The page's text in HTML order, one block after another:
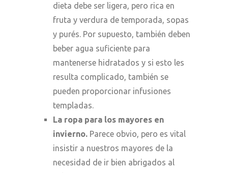
dieta debe ser ligera, pero rica en
fruta y verdura de temporada, sopas
y purés. Por supuesto, también deben
beber agua suficiente para
mantenerse hidratados y si esto les
resulta complicado, también se
pueden proporcionar infusiones
templadas.
La ropa para los mayores en
invierno. Parece obvio, pero es vital
insistir a nuestros mayores de la
necesidad de ir bien abrigados al